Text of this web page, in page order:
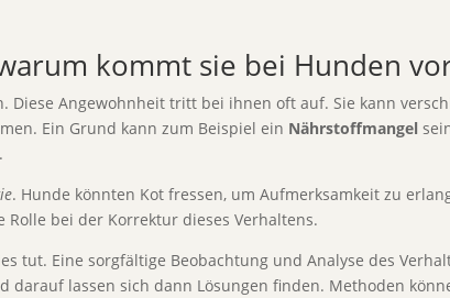
kommt sie bei Hunden
Diese Angewohnheit tritt bei ihnen oft auf. Sie kann
Ein Grund kann zum Beispiel ein Nährstoffmangel
. Hunde könnten Kot fressen, um Aufmerksamkeit zu
bei der Korrektur dieses Verhaltens.
tut. Eine sorgfältige Beobachtung und Analyse des
darauf lassen sich dann Lösungen finden. Methoden